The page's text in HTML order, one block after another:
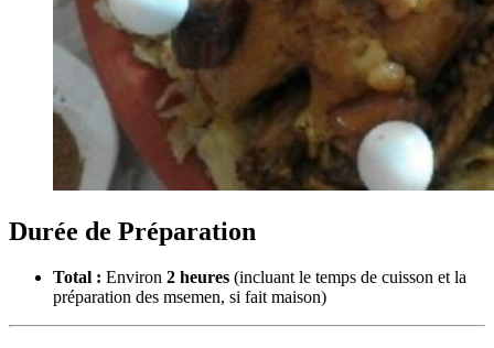
Durée de Préparation
Total : Environ 2 heures (incluant le temps de cuisson et la
préparation des msemen, si fait maison)